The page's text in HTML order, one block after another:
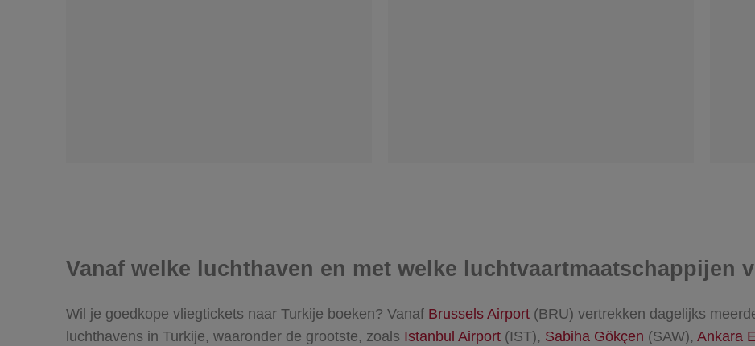
Vanaf welke luchthaven en met welke luchtvaartmaatschappijen
Wil je goedkope vliegtickets naar Turkije boeken? Vanaf Brussels Airport (BRU) vertrekken dagelijks
luchthavens in Turkije, waaronder de grootste, zoals Istanbul Airport (IST), Sabiha Gökçen (SAW), Ankara